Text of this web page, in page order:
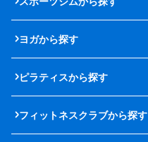
ヨガから探す
ピラティスから探す
フィットネスクラブから探す